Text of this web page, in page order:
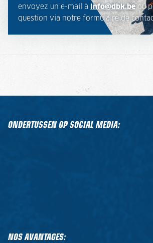
envoyez un e-mail à
info@dbk.beou
question via notre formulaire de
ONDERTUSSEN OP SOCIAL MEDIA:
NOS AVANTAGES: